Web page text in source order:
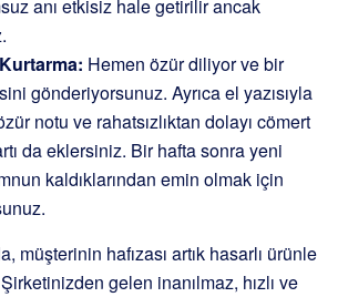
anı etkisiz hale getirilir ancak
Hemen özür diliyor ve bir
gönderiyorsunuz. Ayrıca el yazısıyla
notu ve rahatsızlıktan dolayı cömert
da eklersiniz. Bir hafta sonra yeni
kaldıklarından emin olmak için
müşterinin hafızası artık hasarlı ürünle
gelen inanılmaz, hızlı ve